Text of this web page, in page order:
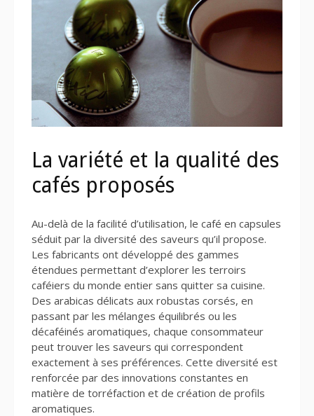
La variété et la qualité des
cafés proposés
Au-delà de la facilité d’utilisation, le café en capsules
séduit par la diversité des saveurs qu’il propose.
Les fabricants ont développé des gammes
étendues permettant d’explorer les terroirs
caféiers du monde entier sans quitter sa cuisine.
Des arabicas délicats aux robustas corsés, en
passant par les mélanges équilibrés ou les
décaféinés aromatiques, chaque consommateur
peut trouver les saveurs qui correspondent
exactement à ses préférences. Cette diversité est
renforcée par des innovations constantes en
matière de torréfaction et de création de profils
aromatiques.